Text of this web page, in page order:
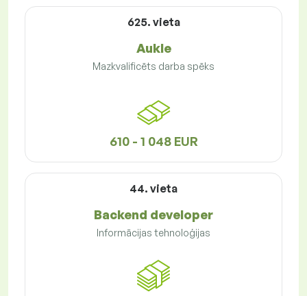
625. vieta
Aukle
Mazkvalificēts darba spēks
610 - 1 048 EUR
44. vieta
Backend developer
Informācijas tehnoloģijas